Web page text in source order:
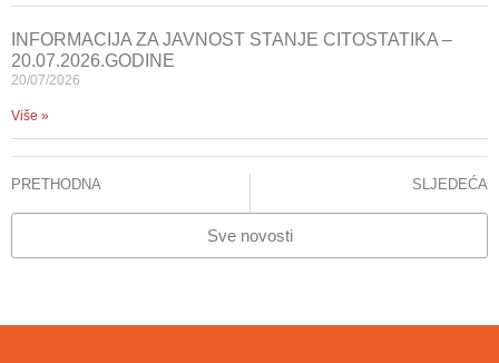
INFORMACIJA ZA JAVNOST STANJE CITOSTATIKA –
20.07.2026.GODINE
20/07/2026
Više »
PRETHODNA SLJEDEĆA
Sve novosti